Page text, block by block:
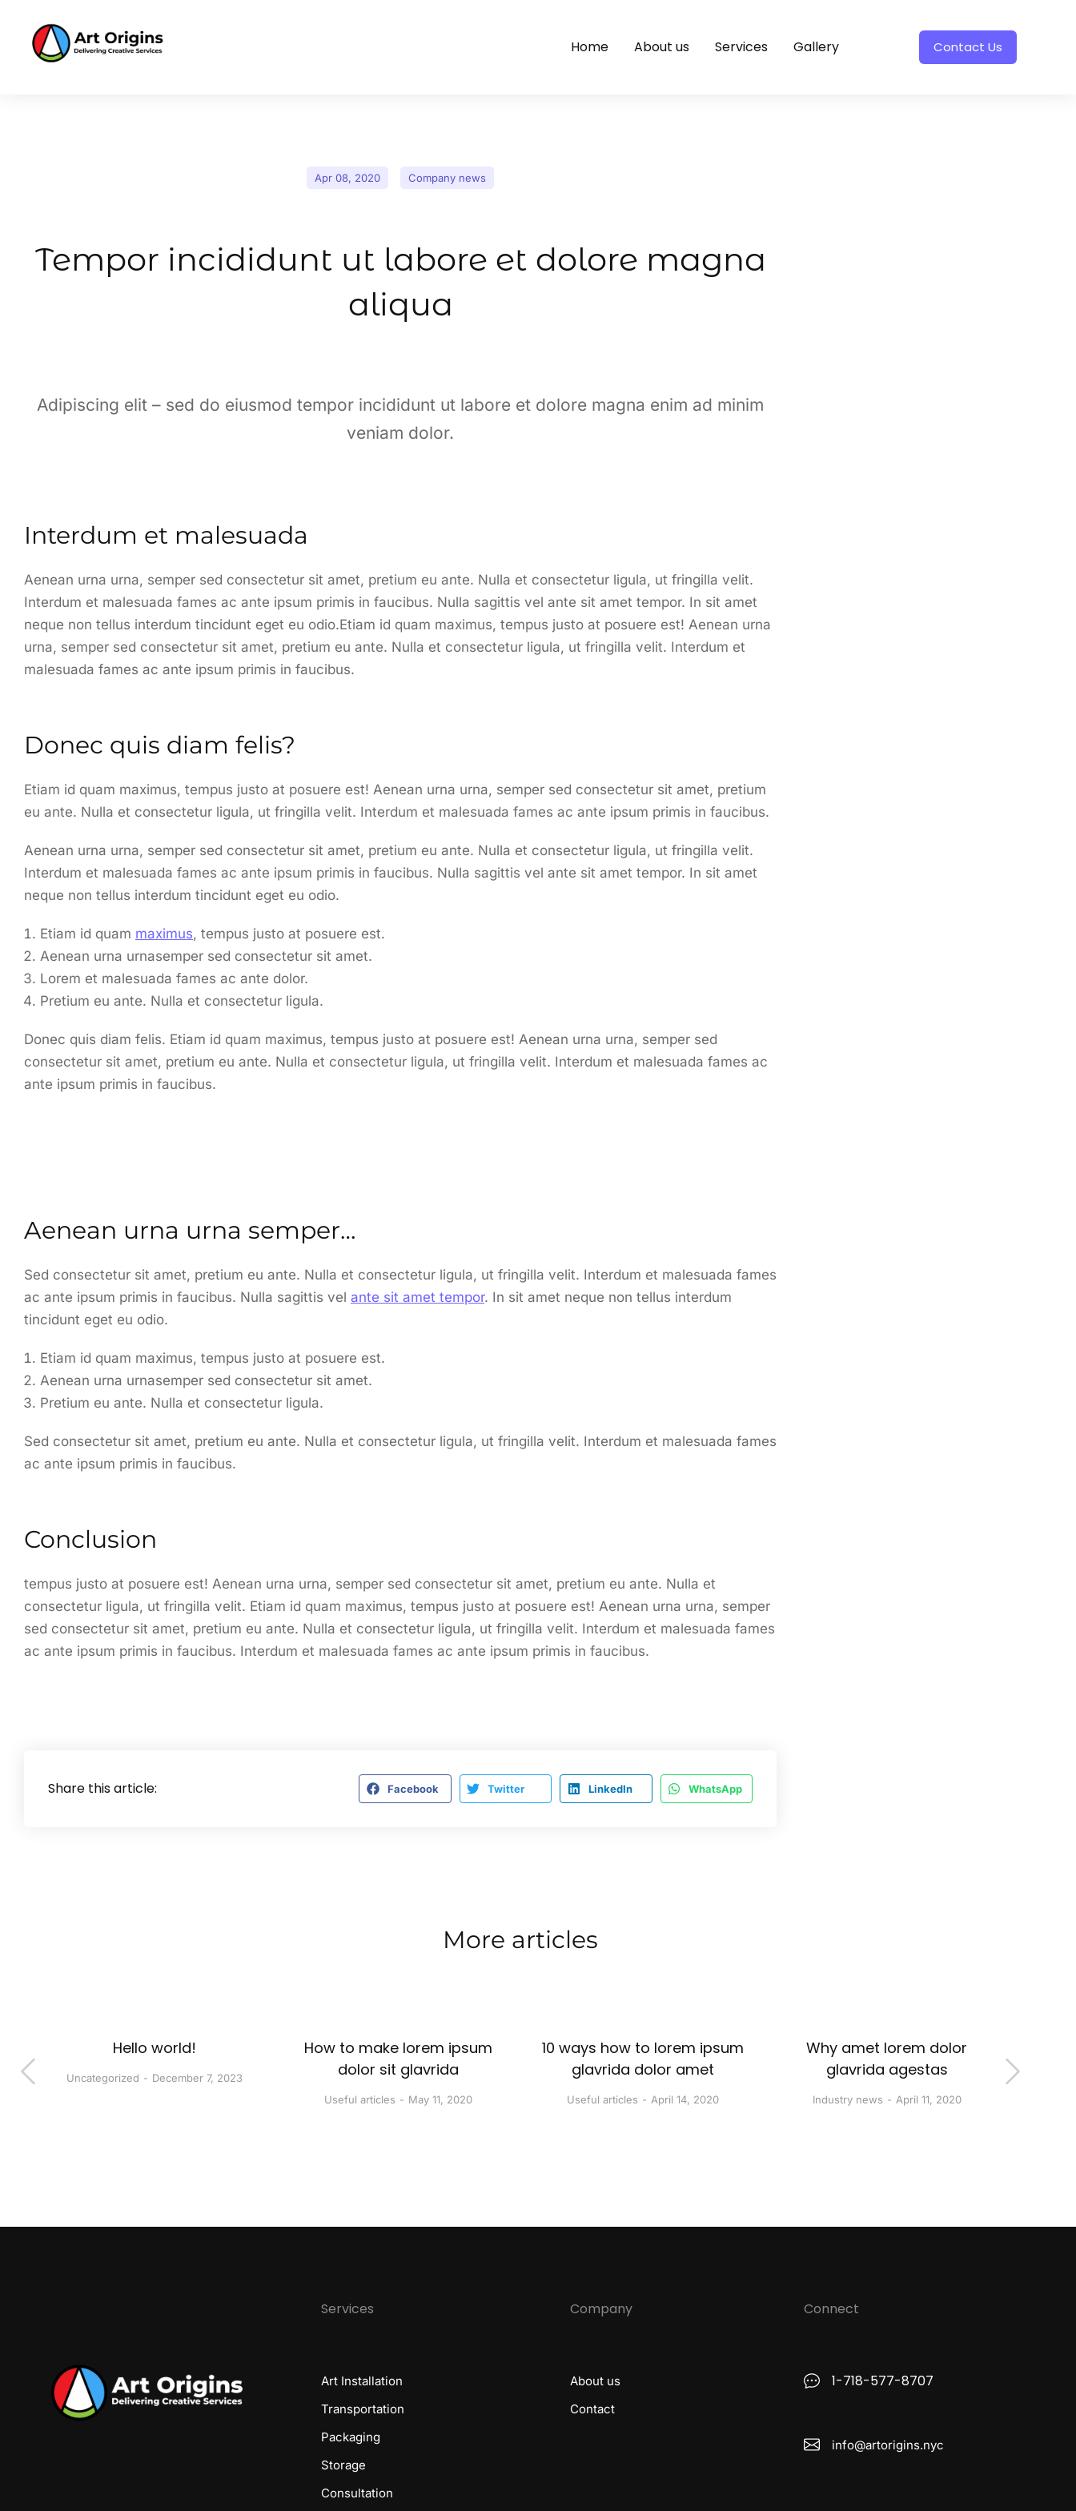
Home About us Services Gallery Contact Us
Apr 08, 2020 Company news
Tempor incididunt ut labore et dolore magna
aliqua
Adipiscing elit – sed do eiusmod tempor incididunt ut labore et dolore magna enim ad minim
veniam dolor.
Interdum et malesuada
Aenean urna urna, semper sed consectetur sit amet, pretium eu ante. Nulla et consectetur ligula, ut fringilla velit.
Interdum et malesuada fames ac ante ipsum primis in faucibus. Nulla sagittis vel ante sit amet tempor. In sit amet
neque non tellus interdum tincidunt eget eu odio.Etiam id quam maximus, tempus justo at posuere est! Aenean urna
urna, semper sed consectetur sit amet, pretium eu ante. Nulla et consectetur ligula, ut fringilla velit. Interdum et
malesuada fames ac ante ipsum primis in faucibus.
Donec quis diam felis?
Etiam id quam maximus, tempus justo at posuere est! Aenean urna urna, semper sed consectetur sit amet, pretium
eu ante. Nulla et consectetur ligula, ut fringilla velit. Interdum et malesuada fames ac ante ipsum primis in faucibus.
Aenean urna urna, semper sed consectetur sit amet, pretium eu ante. Nulla et consectetur ligula, ut fringilla velit.
Interdum et malesuada fames ac ante ipsum primis in faucibus. Nulla sagittis vel ante sit amet tempor. In sit amet
neque non tellus interdum tincidunt eget eu odio.
Etiam id quam maximus, tempus justo at posuere est.
Aenean urna urnasemper sed consectetur sit amet.
Lorem et malesuada fames ac ante dolor.
Pretium eu ante. Nulla et consectetur ligula.
Donec quis diam felis. Etiam id quam maximus, tempus justo at posuere est! Aenean urna urna, semper sed
consectetur sit amet, pretium eu ante. Nulla et consectetur ligula, ut fringilla velit. Interdum et malesuada fames ac
ante ipsum primis in faucibus.
Aenean urna urna semper…
Sed consectetur sit amet, pretium eu ante. Nulla et consectetur ligula, ut fringilla velit. Interdum et malesuada fames
ac ante ipsum primis in faucibus. Nulla sagittis vel ante sit amet tempor. In sit amet neque non tellus interdum
tincidunt eget eu odio.
Etiam id quam maximus, tempus justo at posuere est.
Aenean urna urnasemper sed consectetur sit amet.
Pretium eu ante. Nulla et consectetur ligula.
Sed consectetur sit amet, pretium eu ante. Nulla et consectetur ligula, ut fringilla velit. Interdum et malesuada fames
ac ante ipsum primis in faucibus.
Conclusion
tempus justo at posuere est! Aenean urna urna, semper sed consectetur sit amet, pretium eu ante. Nulla et
consectetur ligula, ut fringilla velit. Etiam id quam maximus, tempus justo at posuere est! Aenean urna urna, semper
sed consectetur sit amet, pretium eu ante. Nulla et consectetur ligula, ut fringilla velit. Interdum et malesuada fames
ac ante ipsum primis in faucibus. Interdum et malesuada fames ac ante ipsum primis in faucibus.
Share this article: Facebook Twitter LinkedIn WhatsApp
More articles
Hello world!
Uncategorized December 7, 2023
How to make lorem ipsum
dolor sit glavrida
Useful articles May 11, 2020
10 ways how to lorem ipsum
glavrida dolor amet
Useful articles April 14, 2020
Why amet lorem dolor
glavrida agestas
Industry news April 11, 2020
Services
Art Installation
Transportation
Packaging
Storage
Consultation
Company
About us
Contact
Connect
1-718-577-8707
info@artorigins.nyc